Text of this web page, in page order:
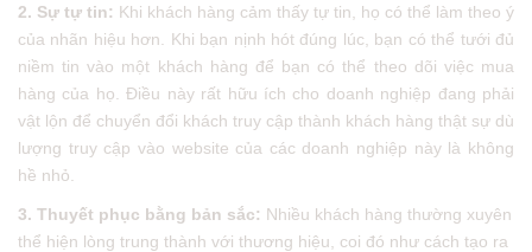
2. Sự tự tin: Khi khách hàng cảm thấy tự tin, họ có thể làm theo ý
của nhãn hiệu hơn. Khi bạn nịnh hót đúng lúc, bạn có thể tưới đủ
niềm tin vào một khách hàng để bạn có thể theo dõi việc mua
hàng của họ. Điều này rất hữu ích cho doanh nghiệp đang phải
vật lộn để chuyển đổi khách truy cập thành khách hàng thật sự dù
lượng truy cập vào website của các doanh nghiệp này là không
hề nhỏ.
3. Thuyết phục bằng bản sắc: Nhiều khách hàng thường xuyên
thể hiện lòng trung thành với thương hiệu, coi đó như cách tạo ra